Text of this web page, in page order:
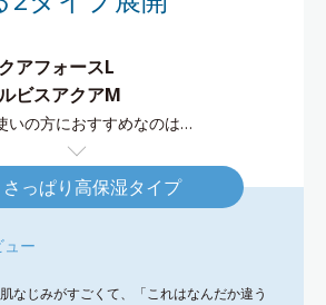
アフォースL
ビスアクアM
いの方におすすめなのは…
っぱり高保湿タイプ
ー
肌なじみがすごくて、「これはなんだか違う